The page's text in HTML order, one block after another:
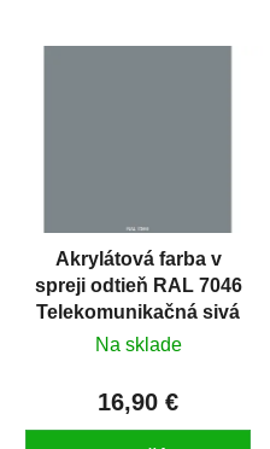
Akrylátová farba v
spreji odtieň RAL 7046
Telekomunikačná sivá
2 matná 400 ml
Na sklade
16,90 €